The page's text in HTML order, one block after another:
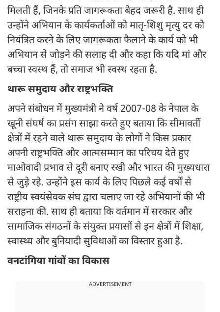
मिलती हैं, जिनके प्रति जागरूकता बेहद जरूरी है. साथ ही
उन्होंने अभियान के कार्यकर्ताओं को मातृ-शिशु मृत्यु दर को
नियंत्रित करने के लिए जागरूकता फैलाने के कार्य को भी
अभियान से जोड़ने की सलाह दी और कहा कि यदि मां और
बच्चा स्वस्थ हैं, तो समाज भी स्वस्थ रहता है.
थारू समुदाय और राष्ट्रभक्ति
अपने संबोधन में मुख्यमंत्री ने वर्ष 2007-08 के नेपाल के
खूनी संघर्ष का प्रसंग साझा करते हुए बताया कि सीमावर्ती
क्षेत्रों में रहने वाले थारू समुदाय के लोगों ने किस प्रकार
अपनी राष्ट्रभक्ति और आत्मसम्मान का परिचय देते हुए
माओवादी प्रभाव से दूरी बनाए रखी और भारत की मुख्यधारा
से जुड़े रहे. उन्होंने इस कार्य के लिए पिछले कई वर्षों से
राष्ट्रीय स्वयंसेवक संघ द्वारा चलाए जा रहे अभियानों की भी
सराहना की. साथ ही बताया कि वर्तमान में सरकार और
सामाजिक संगठनों के संयुक्त प्रयासों से इन क्षेत्रों में शिक्षा,
स्वास्थ्य और बुनियादी सुविधाओं का विस्तार हुआ है.
वनटांगिया गांवों का विकास
ADVERTISEMENT